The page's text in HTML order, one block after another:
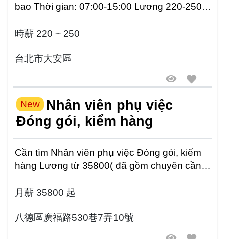
bao Thời gian: 07:00-15:00 Lương 220-250/h
Nhân viên bá...
時薪 220 ~ 250
台北市大安區
New
Nhân viên phụ việc
Đóng gói, kiểm hàng
Cần tìm Nhân viên phụ việc Đóng gói, kiểm
hàng Lương từ 35800( đã gồm chuyên cần)
Thời gian: ...
月薪 35800 起
八德區廣福路530巷7弄10號